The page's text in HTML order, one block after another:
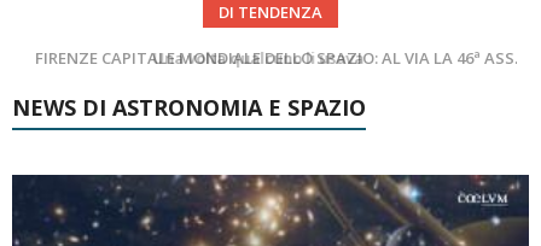
DI TENDENZA
FIRENZE CAPITALE MONDIALE DELLO SPAZIO: AL VIA LA 46ª ASSEMBLEA SCIENTIFICA DEL COSPAR
Cielo del Mese di Agosto 2026
NEWS DI ASTRONOMIA E SPAZIO